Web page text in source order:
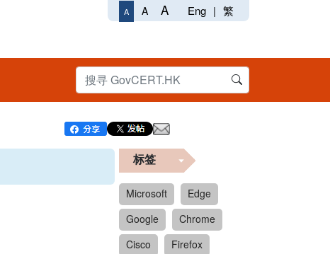
A A A Eng | 繁
标签
Microsoft
Edge
Google
Chrome
Cisco
Firefox